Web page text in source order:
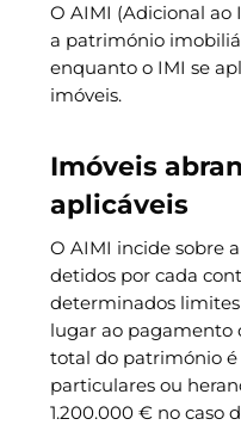
O AIMI (Adicional
a património
enquanto o IMI se
imóveis.
Imóveis
aplicáveis
O AIMI incide sobre
detidos por cada
determinados limites
lugar ao pagamento
total do património
particulares ou
1.200.000 € no caso